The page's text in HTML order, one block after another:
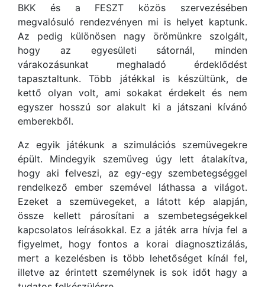
BKK és a FESZT közös szervezésében
megvalósuló rendezvényen mi is helyet kaptunk.
Az pedig különösen nagy örömünkre szolgált,
hogy az egyesületi sátornál, minden
várakozásunkat meghaladó érdeklődést
tapasztaltunk. Több játékkal is készültünk, de
kettő olyan volt, ami sokakat érdekelt és nem
egyszer hosszú sor alakult ki a játszani kívánó
emberekből.
Az egyik játékunk a szimulációs szemüvegekre
épült. Mindegyik szemüveg úgy lett átalakítva,
hogy aki felveszi, az egy-egy szembetegséggel
rendelkező ember szemével láthassa a világot.
Ezeket a szemüvegeket, a látott kép alapján,
össze kellett párosítani a szembetegségekkel
kapcsolatos leírásokkal. Ez a játék arra hívja fel a
figyelmet, hogy fontos a korai diagnosztizálás,
mert a kezelésben is több lehetőséget kínál fel,
illetve az érintett személynek is sok időt hagy a